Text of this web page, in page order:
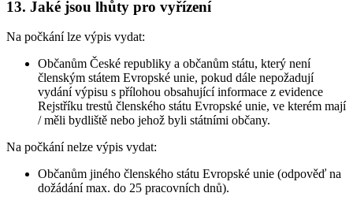
13. Jaké jsou lhůty pro vyřízení
Na počkání lze výpis vydat:
Občanům České republiky a občanům státu, který není
členským státem Evropské unie, pokud dále nepožadují
vydání výpisu s přílohou obsahující informace z evidence
Rejstříku trestů členského státu Evropské unie, ve kterém mají
/ měli bydliště nebo jehož byli státními občany.
Na počkání nelze výpis vydat:
Občanům jiného členského státu Evropské unie (odpověď na
dožádání max. do 25 pracovních dnů).